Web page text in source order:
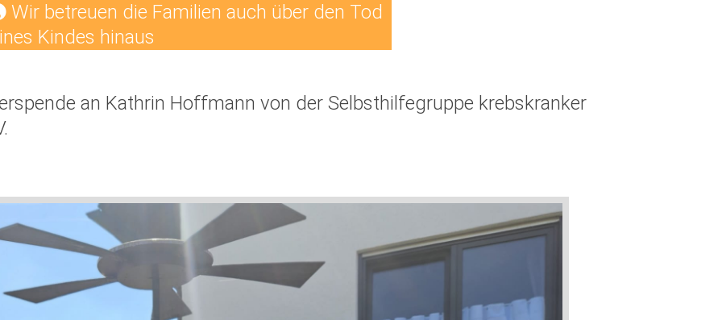
Wir betreuen die Familien auch über den Tod
Kindes hinaus
an Kathrin Hoffmann von der Selbsthilfegruppe krebskranker